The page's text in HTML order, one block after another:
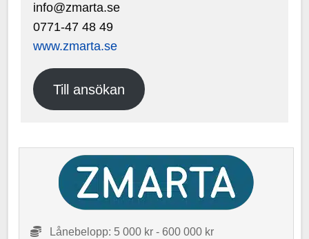
info@zmarta.se
0771-47 48 49
www.zmarta.se
Till ansökan
Lånebelopp: 5 000 kr - 600 000 kr